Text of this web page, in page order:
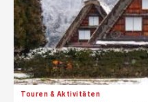
Touren & Aktivitäten